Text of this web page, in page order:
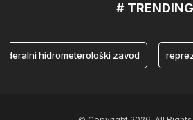
# TRENDING
hidrometerološki zavod